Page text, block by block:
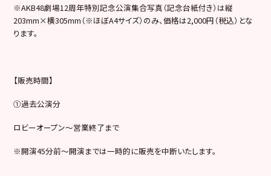
※AKB48劇場12周年特別記念公演集合写真（記念台紙付き）は縦
203mm×横305mm（※ほぼA4サイズ）のみ、価格は2,000円（税込）とな
ります。
【販売時間】
①過去公演分
ロビーオープン～営業終了まで
※開演45分前～開演までは一時的に販売を中断いたします。